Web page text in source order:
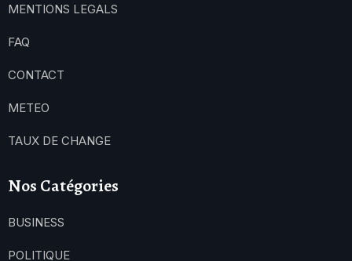
MENTIONS LEGALS
FAQ
CONTACT
METEO
TAUX DE CHANGE
Nos Catégories
BUSINESS
POLITIQUE